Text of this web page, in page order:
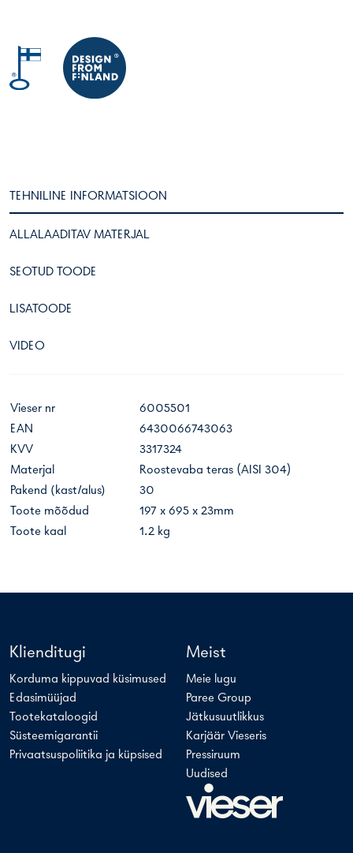
TEHNILINE INFORMATSIOON
ALLALAADITAV MATERJAL
SEOTUD TOODE
LISATOODE
VIDEO
Vieser nr
6005501
EAN
6430066743063
KVV
3317324
Materjal
Roostevaba teras (AISI 304)
Pakend (kast/alus)
30
Toote mõõdud
197 x 695 x 23mm
Toote kaal
1.2 kg
Klienditugi
Korduma kippuvad küsimused
Edasimüüjad
Tootekataloogid
Süsteemigarantii
Privaatsuspoliitika ja küpsised
Meist
Meie lugu
Paree Group
Jätkusuutlikkus
Karjäär Vieseris
Pressiruum
Uudised